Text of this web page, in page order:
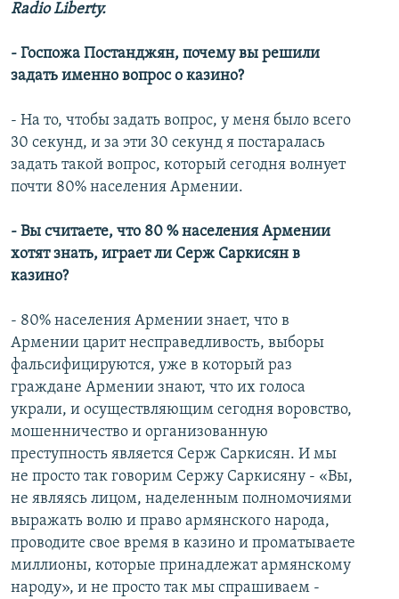
Radio Liberty.
- Госпожа Постанджян, почему вы решили
задать именно вопрос о казино?
- На то, чтобы задать вопрос, у меня было всего
30 секунд, и за эти 30 секунд я постаралась
задать такой вопрос, который сегодня волнует
почти 80% населения Армении.
- Вы считаете, что 80 % населения Армении
хотят знать, играет ли Серж Саркисян в
казино?
- 80% населения Армении знает, что в
Армении царит несправедливость, выборы
фальсифицируются, уже в который раз
граждане Армении знают, что их голоса
украли, и осуществляющим сегодня воровство,
мошенничество и организованную
преступность является Серж Саркисян. И мы
не просто так говорим Сержу Саркисяну - «Вы,
не являясь лицом, наделенным полномочиями
выражать волю и право армянского народа,
проводите свое время в казино и проматываете
миллионы, которые принадлежат армянскому
народу», и не просто так мы спрашиваем -